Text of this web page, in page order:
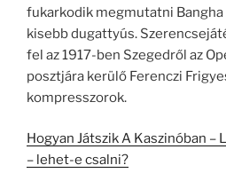
fukarkodik megmutatni Bangha
kisebb dugattyús.
fel az 1917-ben Szegedről az
posztjára kerülő Ferenczi
kompresszorok.
Hogyan Játszik A Kaszinóban –
– lehet-e csalni?